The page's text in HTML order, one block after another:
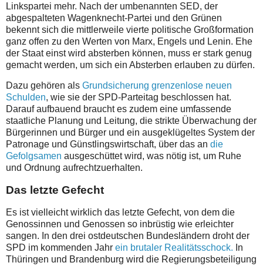
Linkspartei mehr. Nach der umbenannten SED, der
abgespalteten Wagenknecht-Partei und den Grünen
bekennt sich die mittlerweile vierte politische Großformation
ganz offen zu den Werten von Marx, Engels und Lenin. Ehe
der Staat einst wird absterben können, muss er stark genug
gemacht werden, um sich ein Absterben erlauben zu dürfen.
Dazu gehören als Grundsicherung grenzenlose neuen
Schulden, wie sie der SPD-Parteitag beschlossen hat.
Darauf aufbauend braucht es zudem eine umfassende
staatliche Planung und Leitung, die strikte Überwachung der
Bürgerinnen und Bürger und ein ausgeklügeltes System der
Patronage und Günstlingswirtschaft, über das an die
Gefolgsamen ausgeschüttet wird, was nötig ist, um Ruhe
und Ordnung aufrechtzuerhalten.
Das letzte Gefecht
Es ist vielleicht wirklich das letzte Gefecht, von dem die
Genossinnen und Genossen so inbrüstig wie erleichter
sangen. In den drei ostdeutschen Bundesländern droht der
SPD im kommenden Jahr ein brutaler Realitätsschock. In
Thüringen und Brandenburg wird die Regierungsbeteiligung